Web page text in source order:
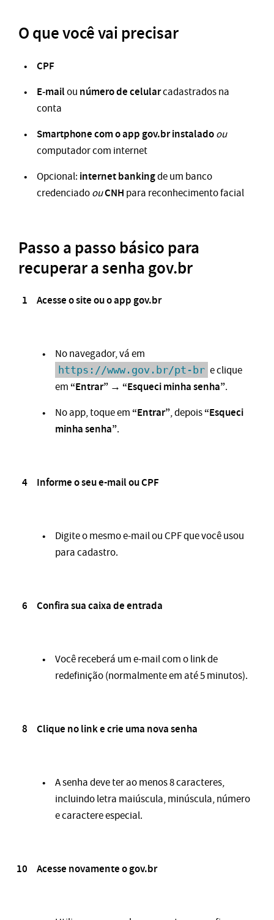
O que você vai precisar
CPF
E‑mailou número de celularcadastrados na
conta
Smartphone com o app gov.br instaladoou
computador com internet
Opcional: internet bankingde um banco
credenciadoouCNH para reconhecimento facial
Passo a passo básico para
recuperar a senha gov.br
Acesse o site ou o app gov.br
No navegador, vá em
https://www.gov.br/pt-br e clique
em “Entrar” → “Esqueci minha senha”.
No app, toque em “Entrar”, depois“Esqueci
minha senha”.
Informe o seu e-mail ou CPF
Digite o mesmo e-mail ou CPF que você usou
para cadastro.
Confira sua caixa de entrada
Você receberá um e-mail com o link de
redefinição (normalmente em até 5 minutos).
Clique no link e crie uma nova senha
A senha deve ter ao menos 8 caracteres,
incluindo letra maiúscula, minúscula, número
e caractere especial.
Acesse novamente o gov.br